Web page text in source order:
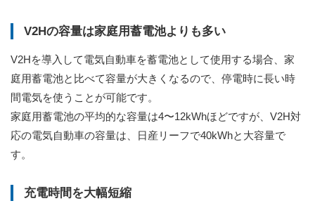
V2Hの容量は家庭用蓄電池よりも多い
V2Hを導入して電気自動車を蓄電池として使用する場合、家
庭用蓄電池と比べて容量が大きくなるので、停電時に長い時
間電気を使うことが可能です。
家庭用蓄電池の平均的な容量は4〜12kWhほどですが、V2H対
応の電気自動車の容量は、日産リーフで40kWhと大容量で
す。
充電時間を大幅短縮